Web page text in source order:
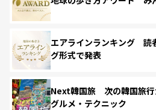
エアラインランキング 読
グ形式で発表
Next韓国旅 次の韓国旅行
グルメ・テクニック